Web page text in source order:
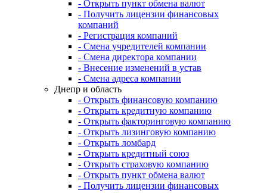
- Открыть пункт обмена валют
- Получить лицензии финансовых
компаний
- Регистрация компаний
- Смена учредителей компании
- Смена директора компании
- Внесение изменений в устав
- Смена адреса компании
Днепр и область
- Открыть финансовую компанию
- Открыть кредитную компанию
- Открыть факторинговую компанию
- Открыть лизинговую компанию
- Открыть ломбард
- Открыть кредитный союз
- Открыть страховую компанию
- Открыть пункт обмена валют
- Получить лицензии финансовых